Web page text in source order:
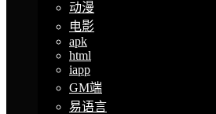
动漫
电影
apk
html
iapp
GM端
易语言